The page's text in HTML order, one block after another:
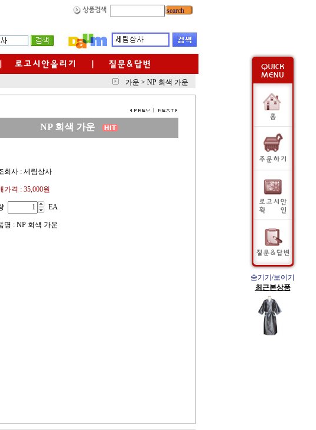
search
가운 > NP 회색 가운
NP 회색 가운
회사 : 세림상사
가격 : 35,000원
EA
명 : NP 회색 가운
숨기기/보이기
최근본상품